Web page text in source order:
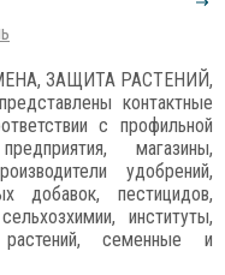
ЗАЩИТА РАСТЕНИЙ,
контактные
с профильной
магазины,
удобрений,
добавок, пестицидов,
институты,
семенные и